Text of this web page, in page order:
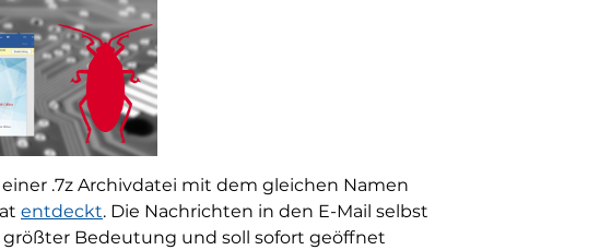
.7z Archivdatei mit dem gleichen Namen
entdeckt. Die Nachrichten in den E-Mail selbst
Bedeutung und soll sofort geöffnet